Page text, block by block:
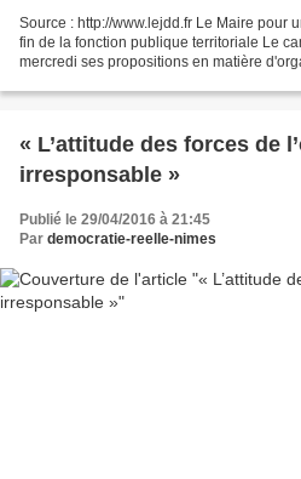
Source : http://www.lejdd.fr Le Maire pour
fin de la fonction publique territoriale Le
mercredi ses propositions en matière
« L’attitude des forces de
irresponsable »
Publié le 29/04/2016 à 21:45
Par democratie-reelle-nimes